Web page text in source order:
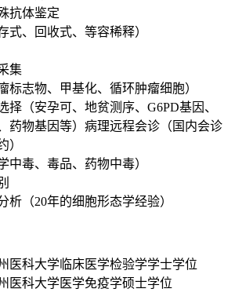
抗体鉴定
式、回收式、等容稀释）
集
标志物、甲基化、循环肿瘤细胞）
择（安孕可、地贫测序、G6PD基因、
药物基因等）病理远程会诊（国内会诊
）
中毒、毒品、药物中毒）
析（20年的细胞形态学经验）
医科大学临床医学检验学学士学位
医科大学医学免疫学硕士学位